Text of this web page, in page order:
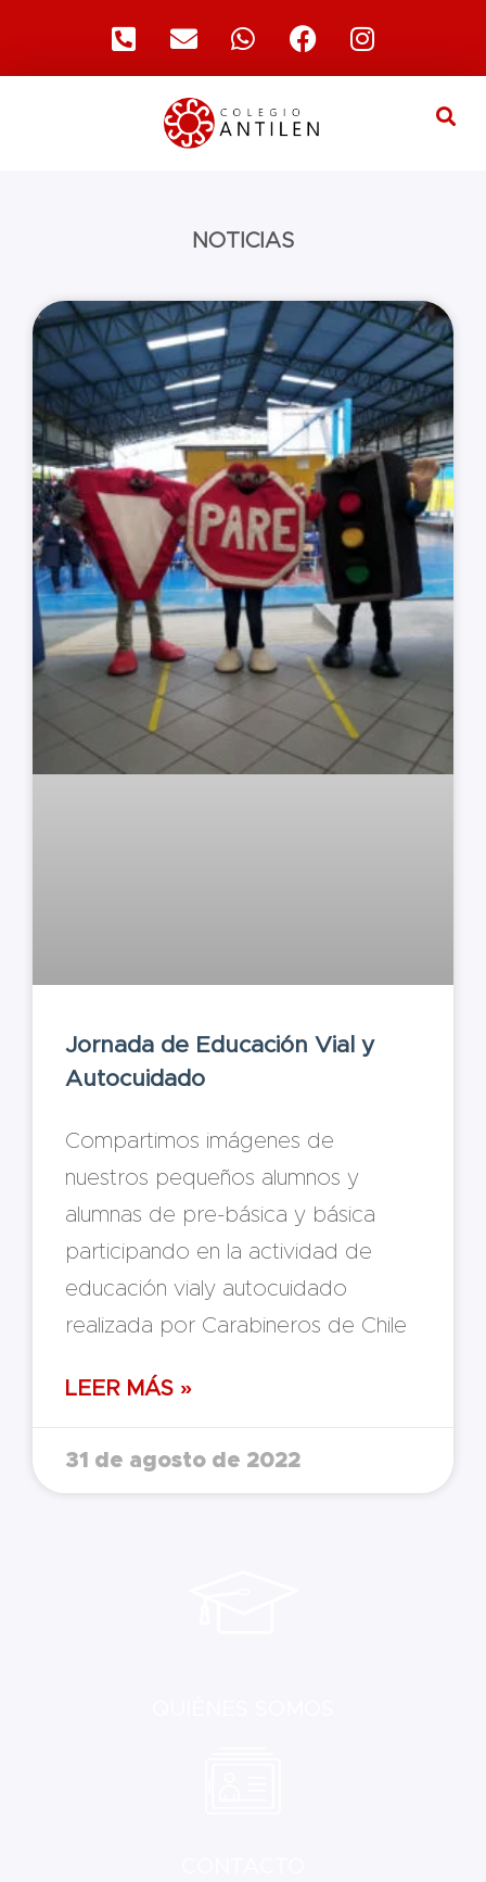
NOTICIAS
Jornada de Educación Vial y
Autocuidado
Compartimos imágenes de
nuestros pequeños alumnos y
alumnas de pre-básica y básica
participando en la actividad de
educación vialy autocuidado
realizada por Carabineros de Chile
LEER MÁS »
31 de agosto de 2022